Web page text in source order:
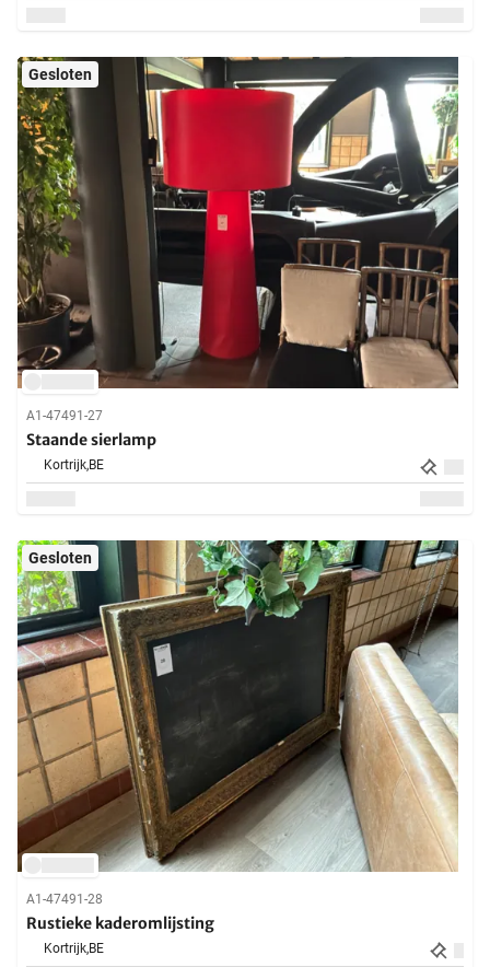
Gesloten
A1-47491-27
Staande sierlamp
Kortrijk,BE
Gesloten
A1-47491-28
Rustieke kaderomlijsting
Kortrijk,BE